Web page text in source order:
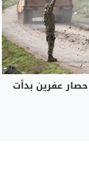
عفرين بدأت